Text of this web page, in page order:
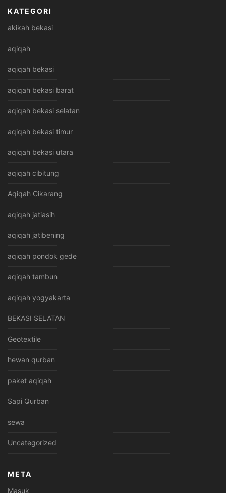
KATEGORI
akikah bekasi
aqiqah
aqiqah bekasi
aqiqah bekasi barat
aqiqah bekasi selatan
aqiqah bekasi timur
aqiqah bekasi utara
aqiqah cibitung
Aqiqah Cikarang
aqiqah jatiasih
aqiqah jatibening
aqiqah pondok gede
aqiqah tambun
aqiqah yogyakarta
BEKASI SELATAN
Geotextile
hewan qurban
paket aqiqah
Sapi Qurban
sewa
Uncategorized
META
Masuk